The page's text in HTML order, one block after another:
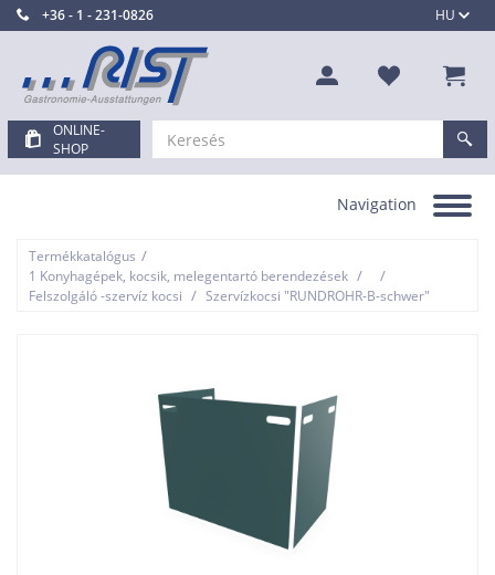
HU
+36 - 1 - 231-0826
ONLINE-
SHOP
Toggle
Navigation
Termékkatalógus /
1 Konyhagépek, kocsik, melegentartó berendezések / /
Felszolgáló -szervíz kocsi / Szervízkocsi "RUNDROHR-B-schwer"